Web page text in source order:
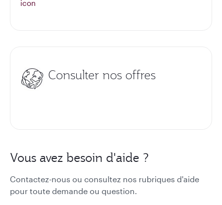
Consulter nos offres
Vous avez besoin d'aide ?
Contactez-nous ou consultez nos rubriques d'aide
pour toute demande ou question.